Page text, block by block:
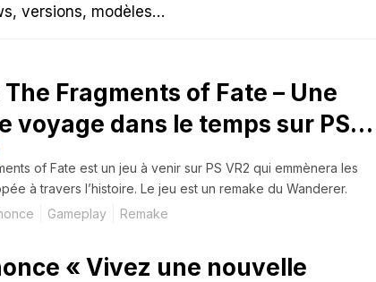
versions, modèles…
Fragments of Fate – Une
voyage dans le temps sur PS
of Fate est un jeu à venir sur PS VR2 qui emmènera les
à travers l’histoire. Le jeu est un remake du Wanderer.
Gameplay Remake
« Vivez une nouvelle